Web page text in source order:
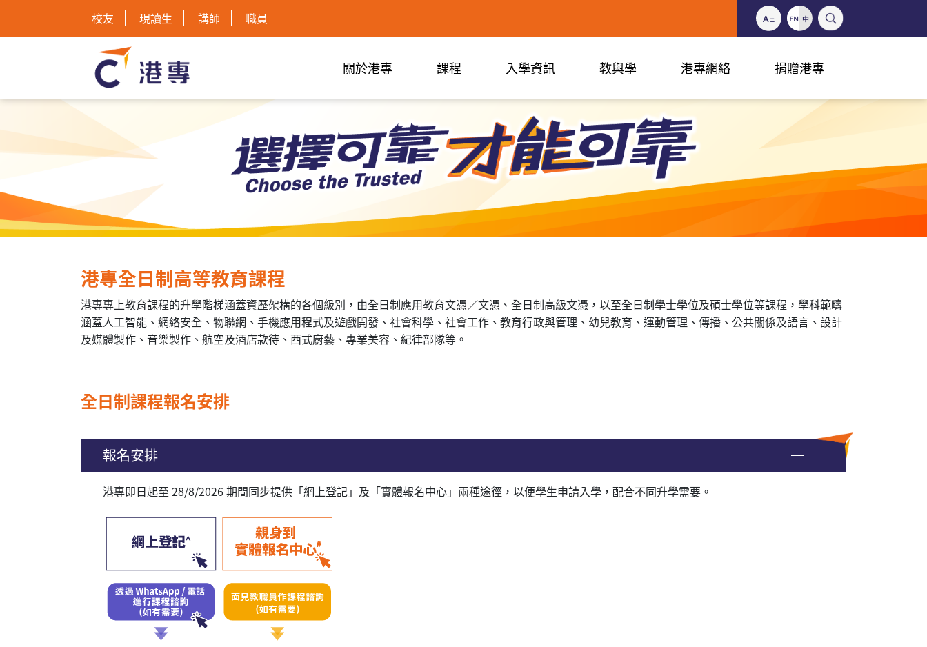
校友 現讀生 講師 職員
關於港專 課程 入學資訊 教與學 港專網絡 捐贈港專
港專全日制高等教育課程
港專專上教育課程的升學階梯涵蓋資歷架構的各個級別，由全日制應用教育文憑／文憑、全日制高級文憑，以至全日制學士學位及碩士學位等課程，學科範疇
涵蓋人工智能、網絡安全、物聯網、手機應用程式及遊戲開發、社會科學、社會工作、教育行政與管理、幼兒教育、運動管理、傳播、公共關係及語言、設計
及媒體製作、音樂製作、航空及酒店款待、西式廚藝、專業美容、紀律部隊等。
全日制課程報名安排
報名安排
港專即日起至 28/8/2026 期間同步提供「網上登記」及「實體報名中心」兩種途徑，以便學生申請入學，配合不同升學需要。